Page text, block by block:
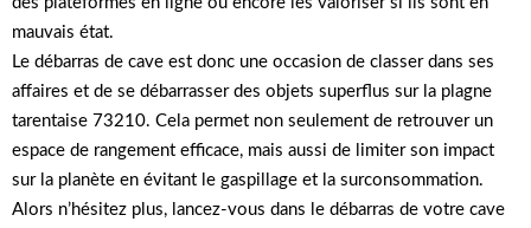
mauvais état.
Le débarras de cave est donc une occasion de classer dans ses
affaires et de se débarrasser des objets superflus sur la plagne
tarentaise 73210. Cela permet non seulement de retrouver un
espace de rangement efficace, mais aussi de limiter son impact
sur la planète en évitant le gaspillage et la surconsommation.
Alors n’hésitez plus, lancez-vous dans le débarras de votre cave